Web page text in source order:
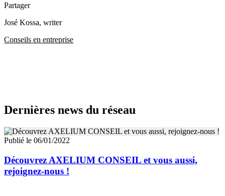
Partager
José Kossa, writer
Conseils en entreprise
Dernières news du réseau
Publié le 06/01/2022
Découvrez AXELIUM CONSEIL et vous aussi,
rejoignez-nous !